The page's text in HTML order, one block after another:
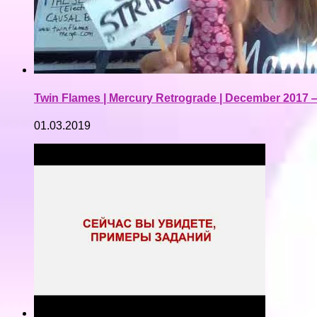
Twin Flames | Mercury Retrograde | December 2017
01.03.2019